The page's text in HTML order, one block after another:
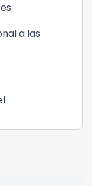
a las